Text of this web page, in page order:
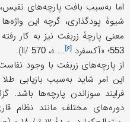
اما به‌سبب بافت پارچه‌های نفیس،
شیوۀ پود‌گذاری، گرچه این
معنی پارچۀ زربفت نیز به کار
553؛ «آکسفرد [۶] ... »، II/ 570
).
از پارچه‌های زربفت با وجود
این امر شاید به‌سبب بازیابی
فرایند سوزاندن پارچه‌ها باشد.